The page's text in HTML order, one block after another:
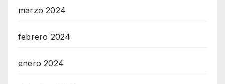
marzo 2024
febrero 2024
enero 2024